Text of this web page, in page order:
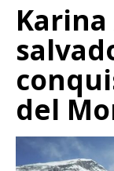
del